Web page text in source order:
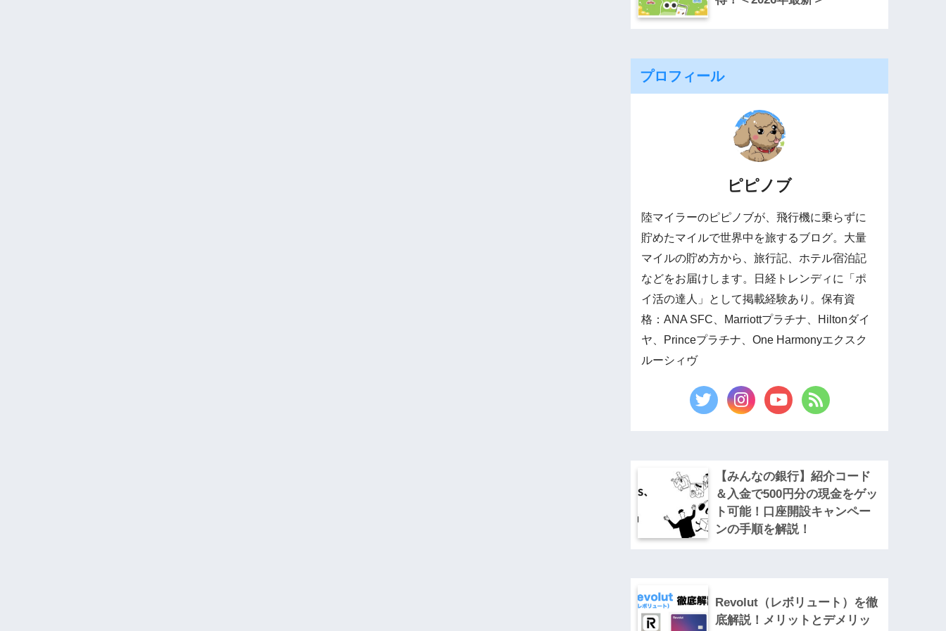
プロフィール
ピピノブ
陸マイラーのピピノブが、飛行機に乗らずに
貯めたマイルで世界中を旅するブログ。大量
マイルの貯め方から、旅行記、ホテル宿泊記
などをお届けします。日経トレンディに「ポ
イ活の達人」として掲載経験あり。保有資
格：ANA SFC、Marriottプラチナ、Hiltonダイ
ヤ、Princeプラチナ、One Harmonyエクスク
ルーシィヴ
【みんなの銀行】紹介コード
＆入金で500円分の現金をゲッ
ト可能！口座開設キャンペー
ンの手順を解説！
Revolut（レボリュート）を徹
底解説！メリットとデメリッ